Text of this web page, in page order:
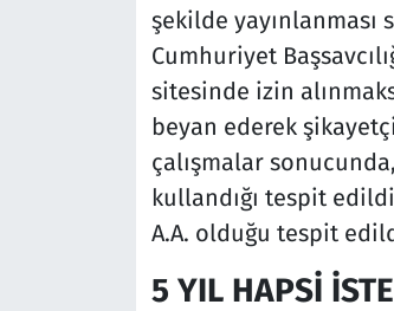
şekilde
Cumhuriyet
sitesinde izin
beyan ederek
çalışmalar
kullandığı tespit
A.A. olduğu tespit
5 YIL HAPSİ